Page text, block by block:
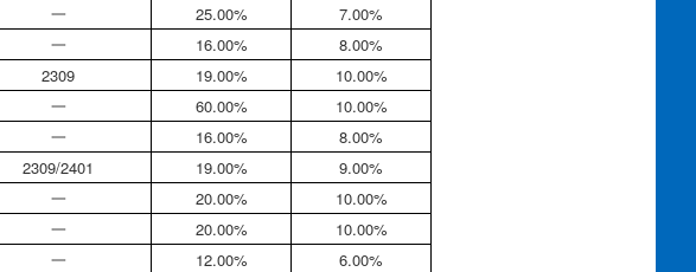
一 25.00% 7.00%
一 16.00%
8.00%
2309
19.00%
10.00%
一 60.00% 10.00%
一 16.00%
8.00%
2309/2401
19.00%
9.00%
一 20.00%
10.00%
一 20.00% 10.00%
一 12.00%
6.00%